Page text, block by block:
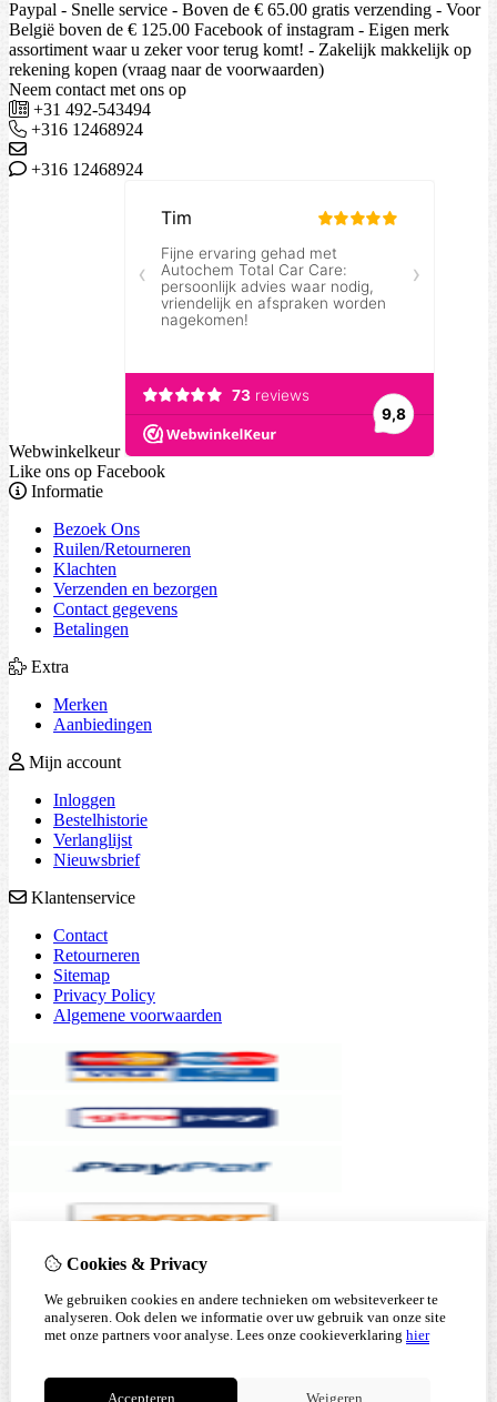
Paypal - Snelle service - Boven de € 65.00 gratis verzending - Voor
België boven de € 125.00 Facebook of instagram - Eigen merk
assortiment waar u zeker voor terug komt! - Zakelijk makkelijk op
rekening kopen (vraag naar de voorwaarden)
Neem contact met ons op
+31 492-543494
+316 12468924
+316 12468924
Webwinkelkeur
Like ons op Facebook
Informatie
Bezoek Ons
Ruilen/Retourneren
Klachten
Verzenden en bezorgen
Contact gegevens
Betalingen
Extra
Merken
Aanbiedingen
Mijn account
Inloggen
Bestelhistorie
Verlanglijst
Nieuwsbrief
Klantenservice
Contact
Retourneren
Sitemap
Privacy Policy
Algemene voorwaarden
Cookies & Privacy
We gebruiken cookies en andere technieken om websiteverkeer te
analyseren. Ook delen we informatie over uw gebruik van onze site
met onze partners voor analyse. Lees onze cookieverklaring hier
Accepteren Weigeren